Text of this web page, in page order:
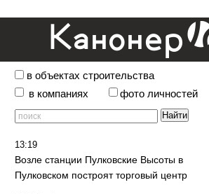
в объектах строительства
в компаниях
фото личностей
13:19
Возле станции Пулковские Высоты в
Пулковском построят торговый центр